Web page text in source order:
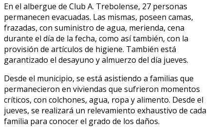
En el albergue de Club A. Trebolense, 27 personas
permanecen evacuadas. Las mismas, poseen camas,
frazadas, con suministro de agua, merienda, cena
durante el día de la fecha, como así también, con la
provisión de artículos de higiene. También está
garantizado el desayuno y almuerzo del día jueves.
Desde el municipio, se está asistiendo a familias que
permanecieron en viviendas que sufrieron momentos
críticos, con colchones, agua, ropa y alimento. Desde el
jueves, se realizará un relevamiento exhaustivo de cada
familia para conocer el grado de los daños.